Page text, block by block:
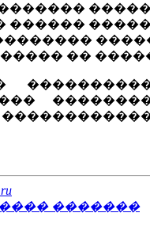
������
��
�������